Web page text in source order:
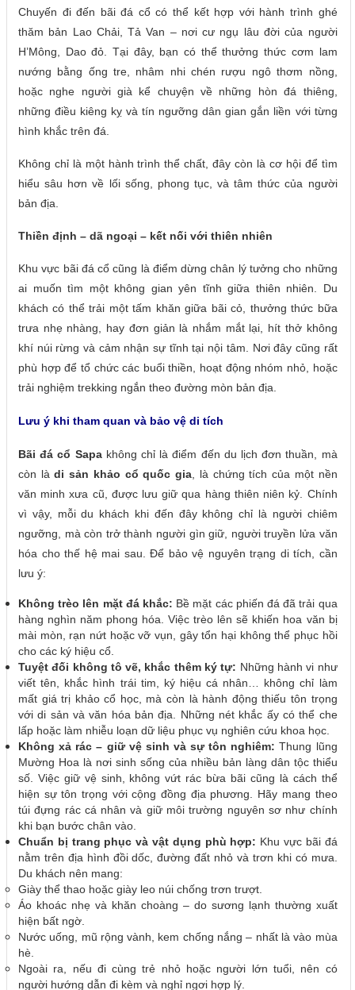
Chuyến đi đến bãi đá cổ có thể kết hợp với hành trình ghé
thăm bản Lao Chải, Tả Van – nơi cư ngụ lâu đời của người
H’Mông, Dao đỏ. Tại đây, bạn có thể thưởng thức cơm lam
nướng bằng ống tre, nhâm nhi chén rượu ngô thơm nồng,
hoặc nghe người già kể chuyện về những hòn đá thiêng,
những điều kiêng kỵ và tín ngưỡng dân gian gắn liền với từng
hình khắc trên đá.
Không chỉ là một hành trình thể chất, đây còn là cơ hội để tìm
hiểu sâu hơn về lối sống, phong tục, và tâm thức của người
bản địa.
Thiền định – dã ngoại – kết nối với thiên nhiên
Khu vực bãi đá cổ cũng là điểm dừng chân lý tưởng cho những
ai muốn tìm một không gian yên tĩnh giữa thiên nhiên. Du
khách có thể trải một tấm khăn giữa bãi cỏ, thưởng thức bữa
trưa nhẹ nhàng, hay đơn giản là nhắm mắt lại, hít thở không
khí núi rừng và cảm nhận sự tĩnh tại nội tâm. Nơi đây cũng rất
phù hợp để tổ chức các buổi thiền, hoạt động nhóm nhỏ, hoặc
trải nghiệm trekking ngắn theo đường mòn bản địa.
Lưu ý khi tham quan và bảo vệ di tích
Bãi đá cổ Sapakhông chỉ là điểm đến du lịch đơn thuần, mà
còn làdi sản khảo cổ quốc gia , là chứng tích của một nền
văn minh xưa cũ, được lưu giữ qua hàng thiên niên kỷ. Chính
vì vậy, mỗi du khách khi đến đây không chỉ là người chiêm
ngưỡng, mà còn trở thành người gìn giữ, người truyền lửa văn
hóa cho thế hệ mai sau. Để bảo vệ nguyên trạng di tích, cần
lưu ý:
Không trèo lên mặt đá khắc: Bề mặt các phiến đá đã trải qua
hàng nghìn năm phong hóa. Việc trèo lên sẽ khiến hoa văn bị
mài mòn, rạn nứt hoặc vỡ vụn, gây tổn hại không thể phục hồi
cho các ký hiệu cổ.
Tuyệt đối không tô vẽ, khắc thêm ký tự: Những hành vi như
viết tên, khắc hình trái tim, ký hiệu cá nhân… không chỉ làm
mất giá trị khảo cổ học, mà còn là hành động thiếu tôn trọng
với di sản và văn hóa bản địa. Những nét khắc ấy có thể che
lấp hoặc làm nhiễu loạn dữ liệu phục vụ nghiên cứu khoa học.
Không xả rác – giữ vệ sinh và sự tôn nghiêm: Thung lũng
Mường Hoa là nơi sinh sống của nhiều bản làng dân tộc thiểu
số. Việc giữ vệ sinh, không vứt rác bừa bãi cũng là cách thể
hiện sự tôn trọng với cộng đồng địa phương. Hãy mang theo
túi đựng rác cá nhân và giữ môi trường nguyên sơ như chính
khi bạn bước chân vào.
Chuẩn bị trang phục và vật dụng phù hợp: Khu vực bãi đá
nằm trên địa hình đồi dốc, đường đất nhỏ và trơn khi có mưa.
Du khách nên mang:
Giày thể thao hoặc giày leo núi chống trơn trượt.
Áo khoác nhẹ và khăn choàng – do sương lạnh thường xuất
hiện bất ngờ.
Nước uống, mũ rộng vành, kem chống nắng – nhất là vào mùa
hè.
Ngoài ra, nếu đi cùng trẻ nhỏ hoặc người lớn tuổi, nên có
người hướng dẫn đi kèm và nghỉ ngơi hợp lý.